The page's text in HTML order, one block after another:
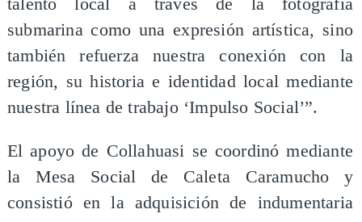
talento local a través de la fotografía
submarina como una expresión artística, sino
también refuerza nuestra conexión con la
región, su historia e identidad local mediante
nuestra línea de trabajo ‘Impulso Social’”.
El apoyo de Collahuasi se coordinó mediante
la Mesa Social de Caleta Caramucho y
consistió en la adquisición de indumentaria